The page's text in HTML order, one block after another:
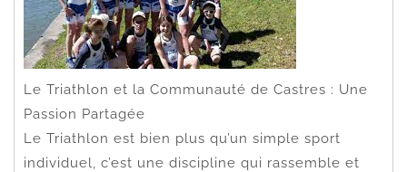
Le Triathlon et la Communauté de Castres : Une
Passion Partagée
Le Triathlon est bien plus qu’un simple sport
individuel, c’est une discipline qui rassemble et